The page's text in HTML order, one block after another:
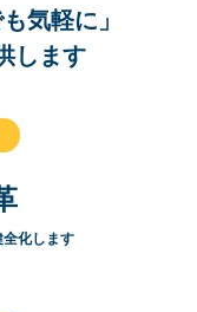
気軽に」
します
化します